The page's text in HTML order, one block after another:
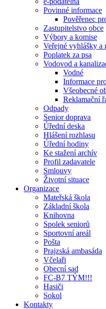
Povinné informace
Pověřenec
Zastupitelstvo obce
Výbory a komise
Veřejné vyhlášky a
Poplatek za psa
Vodovod a
Vodné
Informace
Všeobecné
Reklamační
Odpady
Senior doprava
Úřední deska
Hlášení rozhlasu
Úřední hodiny
Ke stažení archív
Profil zadavatele
Smlouvy
Životní situace
Organizace
Mateřská škola
Základní škola
Knihovna
Spolek seniorů
Sportovní areál
Pošta
Prajzská ambasáda
Včelaři
Obecní sad
FC-B7 TÝM!!!
Hasiči
Sokol
Kontakty